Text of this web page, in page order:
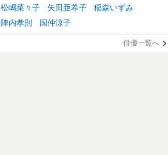
松嶋菜々子
矢田亜希子
稲森いずみ
陣内孝則
国仲涼子
俳優一覧へ